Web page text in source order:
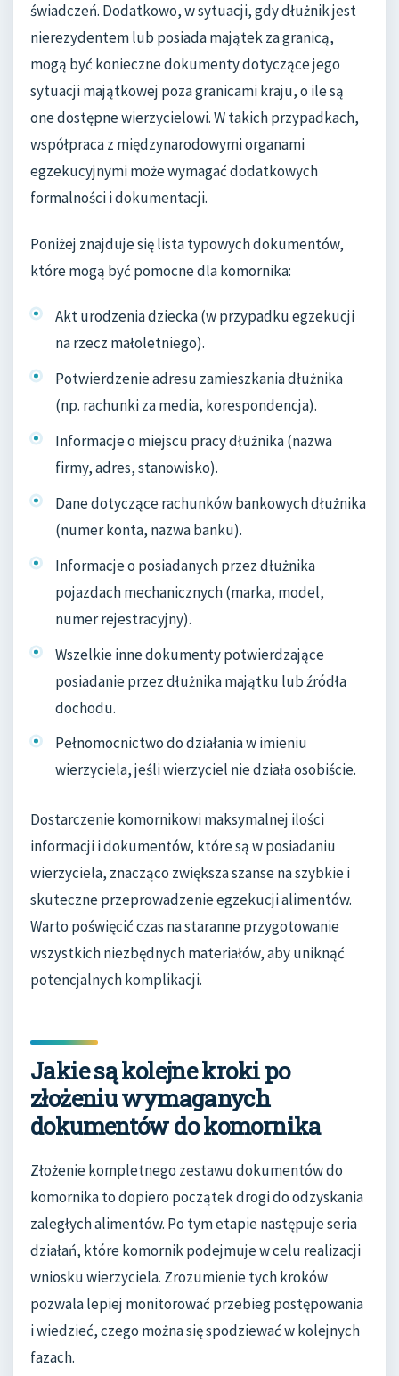
świadczeń. Dodatkowo, w sytuacji, gdy dłużnik jest
nierezydentem lub posiada majątek za granicą,
mogą być konieczne dokumenty dotyczące jego
sytuacji majątkowej poza granicami kraju, o ile są
one dostępne wierzycielowi. W takich przypadkach,
współpraca z międzynarodowymi organami
egzekucyjnymi może wymagać dodatkowych
formalności i dokumentacji.
Poniżej znajduje się lista typowych dokumentów,
które mogą być pomocne dla komornika:
Akt urodzenia dziecka (w przypadku egzekucji
na rzecz małoletniego).
Potwierdzenie adresu zamieszkania dłużnika
(np. rachunki za media, korespondencja).
Informacje o miejscu pracy dłużnika (nazwa
firmy, adres, stanowisko).
Dane dotyczące rachunków bankowych dłużnika
(numer konta, nazwa banku).
Informacje o posiadanych przez dłużnika
pojazdach mechanicznych (marka, model,
numer rejestracyjny).
Wszelkie inne dokumenty potwierdzające
posiadanie przez dłużnika majątku lub źródła
dochodu.
Pełnomocnictwo do działania w imieniu
wierzyciela, jeśli wierzyciel nie działa osobiście.
Dostarczenie komornikowi maksymalnej ilości
informacji i dokumentów, które są w posiadaniu
wierzyciela, znacząco zwiększa szanse na szybkie i
skuteczne przeprowadzenie egzekucji alimentów.
Warto poświęcić czas na staranne przygotowanie
wszystkich niezbędnych materiałów, aby uniknąć
potencjalnych komplikacji.
Jakie są kolejne kroki po
złożeniu wymaganych
dokumentów do komornika
Złożenie kompletnego zestawu dokumentów do
komornika to dopiero początek drogi do odzyskania
zaległych alimentów. Po tym etapie następuje seria
działań, które komornik podejmuje w celu realizacji
wniosku wierzyciela. Zrozumienie tych kroków
pozwala lepiej monitorować przebieg postępowania
i wiedzieć, czego można się spodziewać w kolejnych
fazach.